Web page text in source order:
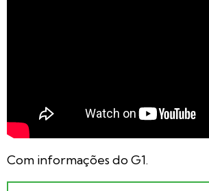
Com informações do G1.